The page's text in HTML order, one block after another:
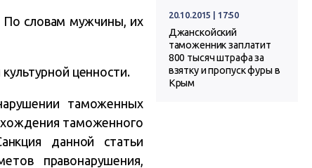
По словам мужчины, их
ценности.
таможенных
таможенного
данной статьи
правонарушения,
20.10.2015 | 17:50
Джанскойский
таможенник заплатит
800 тысяч штрафа за
взятку и пропуск фуры в
Крым